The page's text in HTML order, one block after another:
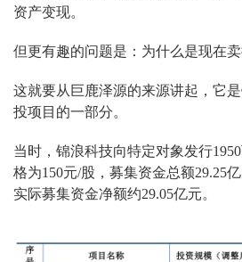
资产变现。
但更有趣的问题是：为什么是现在卖
这就要从巨鹿泽源的来源讲起，它
投项目的一部分。
当时，锦浪科技向特定对象发行
格为150元/股，募集资金总额29.25
实际募集资金净额约29.05亿元。